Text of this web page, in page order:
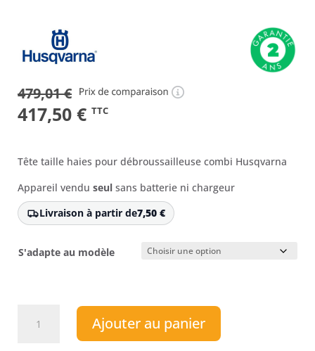
479,01€
Le
initial
était :
479,01 €.
417,50 €Le
actuel
est :
417,50 €.
TTC
Tête taille haies pour débroussailleuse combi Husqvarna
Appareil vendu seul sans batterie ni chargeur
Livraison à partir de7,50 €
S'adapte au modèle
Ajouter au panier